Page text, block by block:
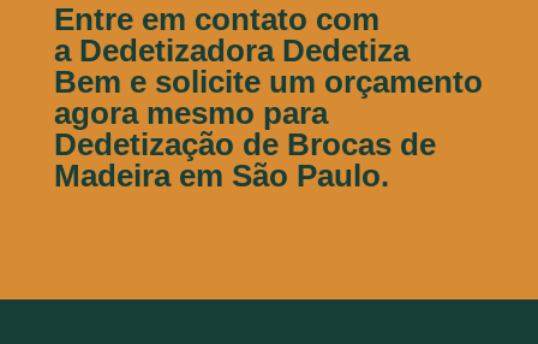
Entre em contato com
a Dedetizadora Dedetiza
Bem e solicite um orçamento
agora mesmo para
Dedetização de Brocas de
Madeira em São Paulo.